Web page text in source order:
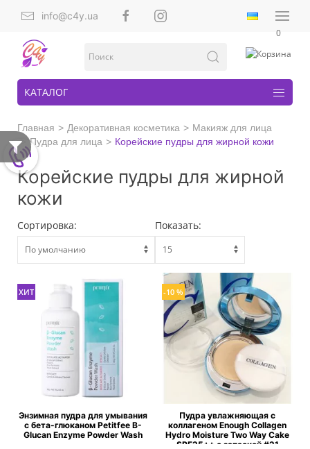
info@c4y.ua
0
КАТАЛОГ
Главная Декоративная косметика
Макияж для лица
Пудра для лица
Корейские пудры для жирной кожи
Корейские пудры для жирной
кожи
Сортировка: Показать:
ХИТ
Энзимная пудра для умывания
с бета-глюканом Petitfee B-
Glucan Enzyme Powder Wash
-10 %
Пудра увлажняющая с
коллагеном Enough Collagen
Hydro Moisture Two Way Cake
SPF25++ с запаской #21